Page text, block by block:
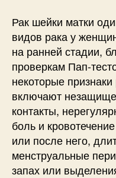
Рак шейки матки
видов рака у
на ранней стадии,
проверкам Пап-
некоторые
включают
контакты,
боль и
или после него,
менструальные
запах или